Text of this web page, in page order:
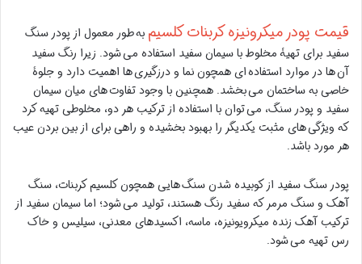
قیمت پودر میکرونیزه کربنات کلسیم به طور معمول از پودر سنگ
سفید برای تهیۀ مخلوط با سیمان سفید استفاده می شود. زیرا رنگ سفید
آن ها در موارد استفاده ای همچون نما و درزگیری ها اهمیت دارد و جلوۀ
خاصی به ساختمان می بخشد. همچنین با وجود تفاوت های میان سیمان
سفید و پودر سنگ، می توان با استفاده از ترکیب هر دو، مخلوطی تهیه کرد
که ویژگی های مثبت یکدیگر را بهبود بخشیده و راهی برای از بین بردن عیب
هر مورد باشد.
پودر سنگ سفید از کوبیده شدن سنگ هایی همچون کلسیم کربنات، سنگ
آهک و سنگ مرمر که سفید رنگ هستند، تولید می شود؛ اما سیمان سفید از
ترکیب آهک زنده میکرویونیزه، ماسه، اکسیدهای معدنی، سیلیس و خاک
رس تهیه می شود.